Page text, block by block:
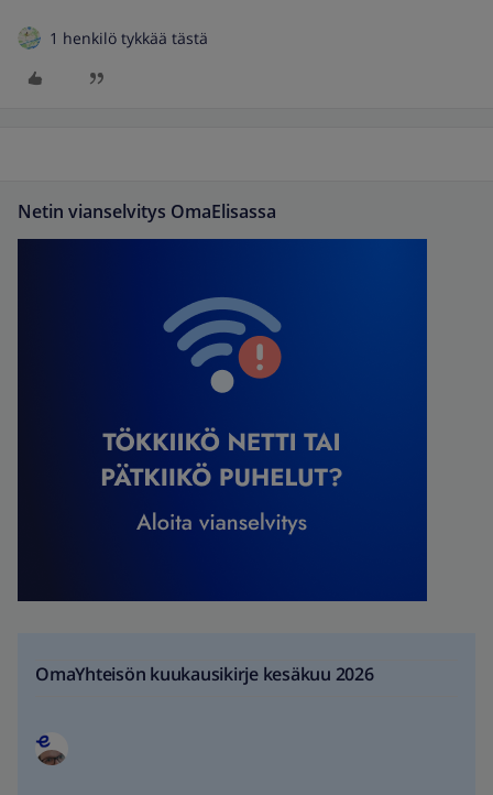
1 henkilö tykkää tästä
Netin vianselvitys OmaElisassa
OmaYhteisön kuukausikirje kesäkuu 2026